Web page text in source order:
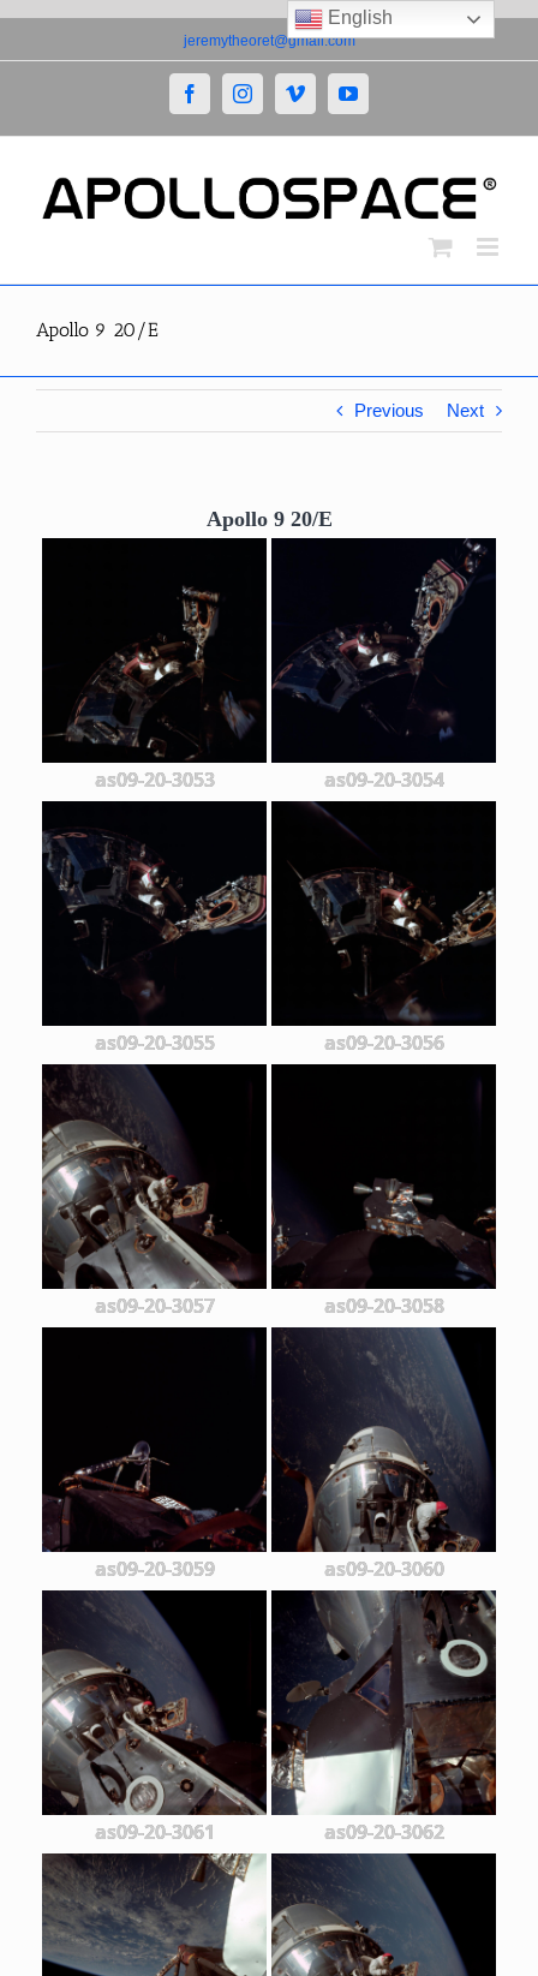
to
jeremytheoret@gmail.com
FacebookInstagramVimeoYouTube
Apollo 9 20/E
Previous Next
Apollo 9 20/E
as09-20-3053 as09-20-3054
as09-20-3055 as09-20-3056
as09-20-3057 as09-20-3058
as09-20-3059 as09-20-3060
as09-20-3061 as09-20-3062
English